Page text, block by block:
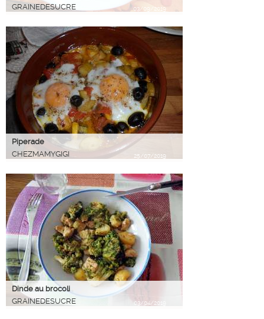
GRAINEDESUCRE
03/09/2019
Piperade
CHEZMAMYGIGI
25/07/2019
Dinde au brocoli
GRAINEDESUCRE
03/04/2019